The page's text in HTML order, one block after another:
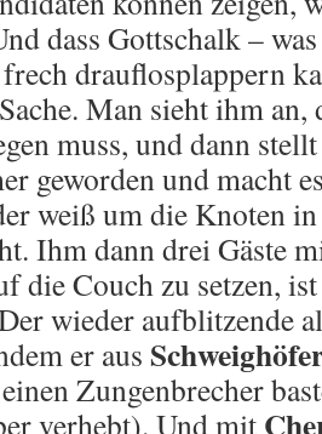
dass Gottschalk –
drauflosplappern
Man sieht ihm an,
muss, und dann
geworden und macht
weiß um die Knoten
Ihm dann drei Gäste
die Couch zu setzen,
wieder aufblitzende
er aus
einen Zungenbrecher
verhebt). Und mit